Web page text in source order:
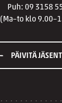
Puh: 09 3158
(Ma–to klo
PÄIVITÄ